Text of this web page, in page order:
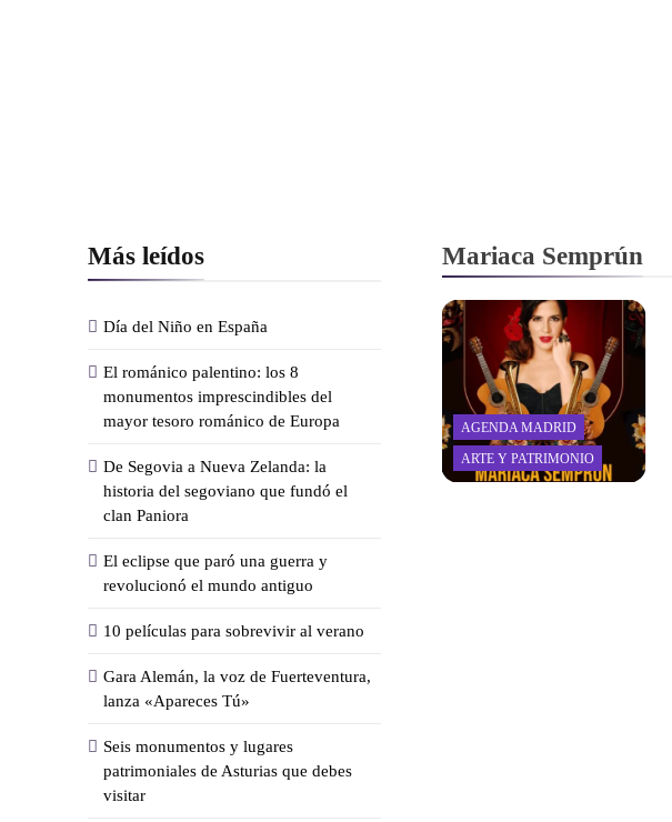
Más leídos
Día del Niño en España
El románico palentino: los 8
monumentos imprescindibles del
mayor tesoro románico de Europa
De Segovia a Nueva Zelanda: la
historia del segoviano que fundó el
clan Paniora
El eclipse que paró una guerra y
revolucionó el mundo antiguo
10 películas para sobrevivir al verano
Gara Alemán, la voz de Fuerteventura,
lanza «Apareces Tú»
Seis monumentos y lugares
patrimoniales de Asturias que debes
visitar
Mariaca Semprún
AGENDA MADRID
ARTE Y PATRIMONIO